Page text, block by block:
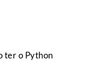
ter o Python